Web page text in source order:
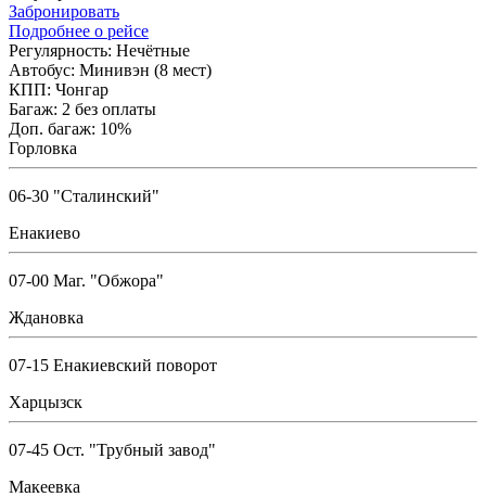
Забронировать
Подробнее о рейсе
Регулярность: Нечётные
Автобус: Минивэн (8 мест)
КПП: Чонгар
Багаж: 2 без оплаты
Доп. багаж: 10%
Горловка
06-30 "Сталинский"
Енакиево
07-00 Маг. "Обжора"
Ждановка
07-15 Енакиевский поворот
Харцызск
07-45 Ост. "Трубный завод"
Макеевка